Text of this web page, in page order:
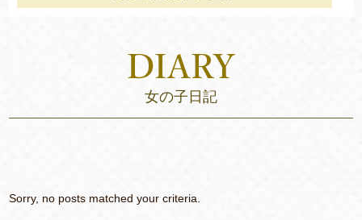
女の子日記
Sorry, no posts matched your criteria.